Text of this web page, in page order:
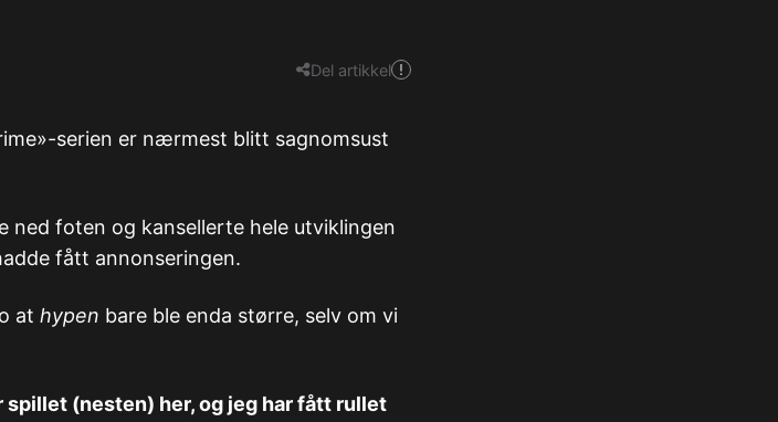
Del artikkel
serien er nærmest blitt sagnomsust
ned foten og kansellerte hele utviklingen
fått annonseringen.
at hypen bare ble enda større, selv om vi
spillet (nesten) her, og jeg har fått rullet